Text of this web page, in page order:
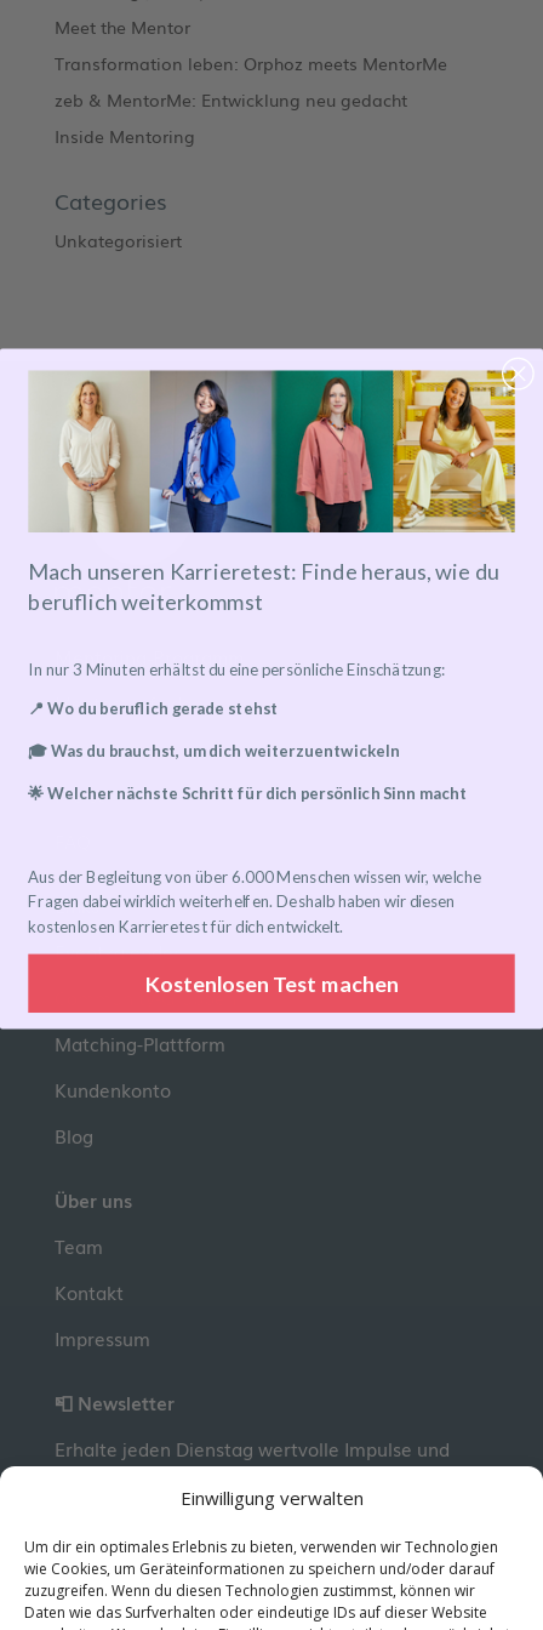
Einwilligung verwalten
Um dir ein optimales Erlebnis zu bieten, verwenden wir Technologien
wie Cookies, um Geräteinformationen zu speichern und/oder darauf
zuzugreifen. Wenn du diesen Technologien zustimmst, können wir
Daten wie das Surfverhalten oder eindeutige IDs auf dieser Website
Meet the Mentor
Transformation leben: Orphoz meets MentorMe
zeb & MentorMe: Entwicklung neu gedacht
Inside Mentoring
Categories
Unkategorisiert
Mentor*in finden
Ablauf
Preise
Links
Eventkalender
Community-Gruppen
Matching-Plattform
Kundenkonto
Blog
Über uns
Team
Kontakt
Impressum
📮 Newsletter
Erhalte jeden Dienstag wertvolle Impulse und
kostenlos abonnieren!
© 2026 MentorMe. Alle Rechte vorbehalten.
Mach unseren Karrieretest: Finde heraus, wie du
beruflich weiterkommst
In nur 3 Minuten erhältst du eine persönliche Einschätzung:
📍 Wo du beruflich gerade stehst
🎓 Was du brauchst, um dich weiterzuentwickeln
🌟 Welcher nächste Schritt für dich persönlich Sinn macht
Aus der Begleitung von über 6.000 Menschen wissen wir, welche
Fragen dabei wirklich weiterhelfen. Deshalb haben wir diesen
kostenlosen Karrieretest für dich entwickelt.
Kostenlosen Test machen